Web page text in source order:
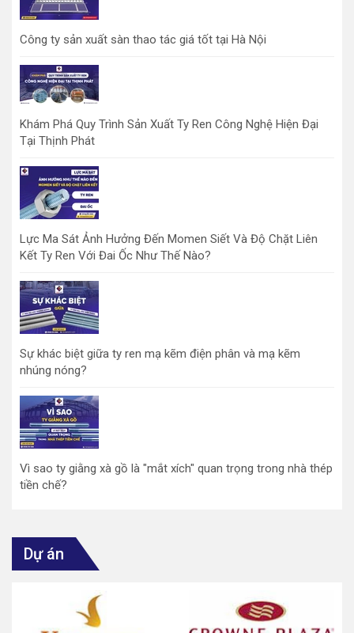
Công ty sản xuất sàn thao tác giá tốt tại Hà Nội
Khám Phá Quy Trình Sản Xuất Ty Ren Công Nghệ Hiện Đại
Tại Thịnh Phát
Lực Ma Sát Ảnh Hưởng Đến Momen Siết Và Độ Chặt Liên
Kết Ty Ren Với Đai Ốc Như Thế Nào?
Sự khác biệt giữa ty ren mạ kẽm điện phân và mạ kẽm
nhúng nóng?
Vì sao ty giằng xà gồ là "mắt xích" quan trọng trong nhà thép
tiền chế?
Dự án